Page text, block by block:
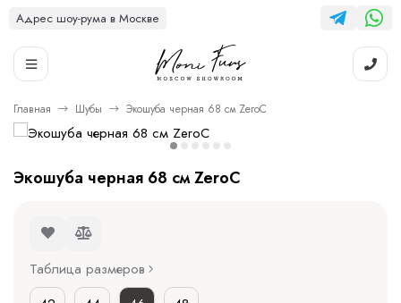
Адрес шоу-рума в Москве
Главная Шубы Экошуба черная 68 см ZeroC
Экошуба черная 68 см ZeroC
Таблица размеров